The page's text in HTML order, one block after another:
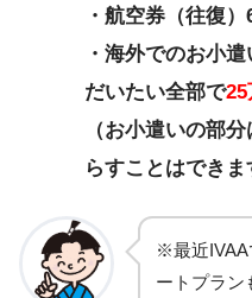
・航空券（往復）
・海外でのお小遣
だいたい全部で25
（お小遣いの部
らすことはできま
※最近IVAA
ートプラン